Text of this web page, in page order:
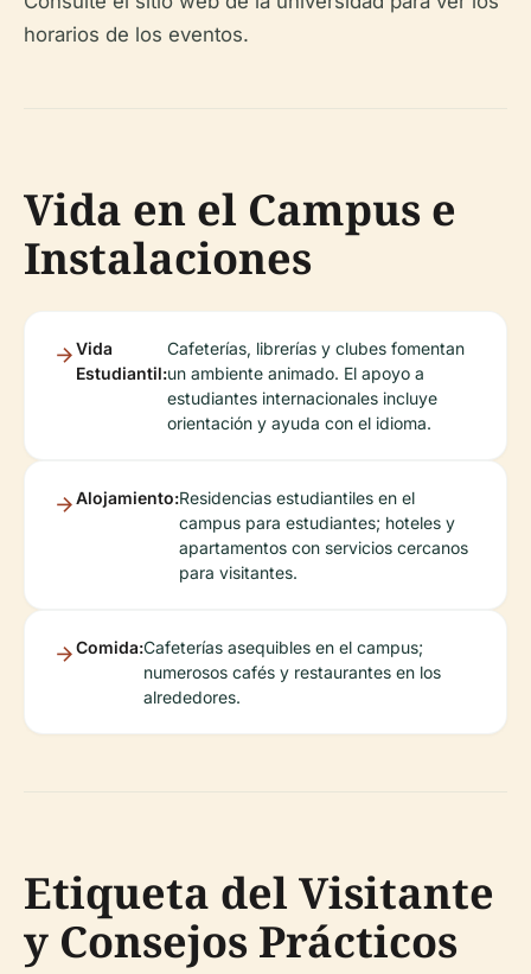
horarios de los eventos.
Vida en el Campus e
Instalaciones
Vida
Estudiantil:
Cafeterías, librerías y clubes fomentan
un ambiente animado. El apoyo a
estudiantes internacionales incluye
orientación y ayuda con el idioma.
Alojamiento:Residencias estudiantiles en el
campus para estudiantes; hoteles y
apartamentos con servicios cercanos
para visitantes.
Comida:Cafeterías asequibles en el campus;
numerosos cafés y restaurantes en los
alrededores.
Etiqueta del Visitante
y Consejos Prácticos